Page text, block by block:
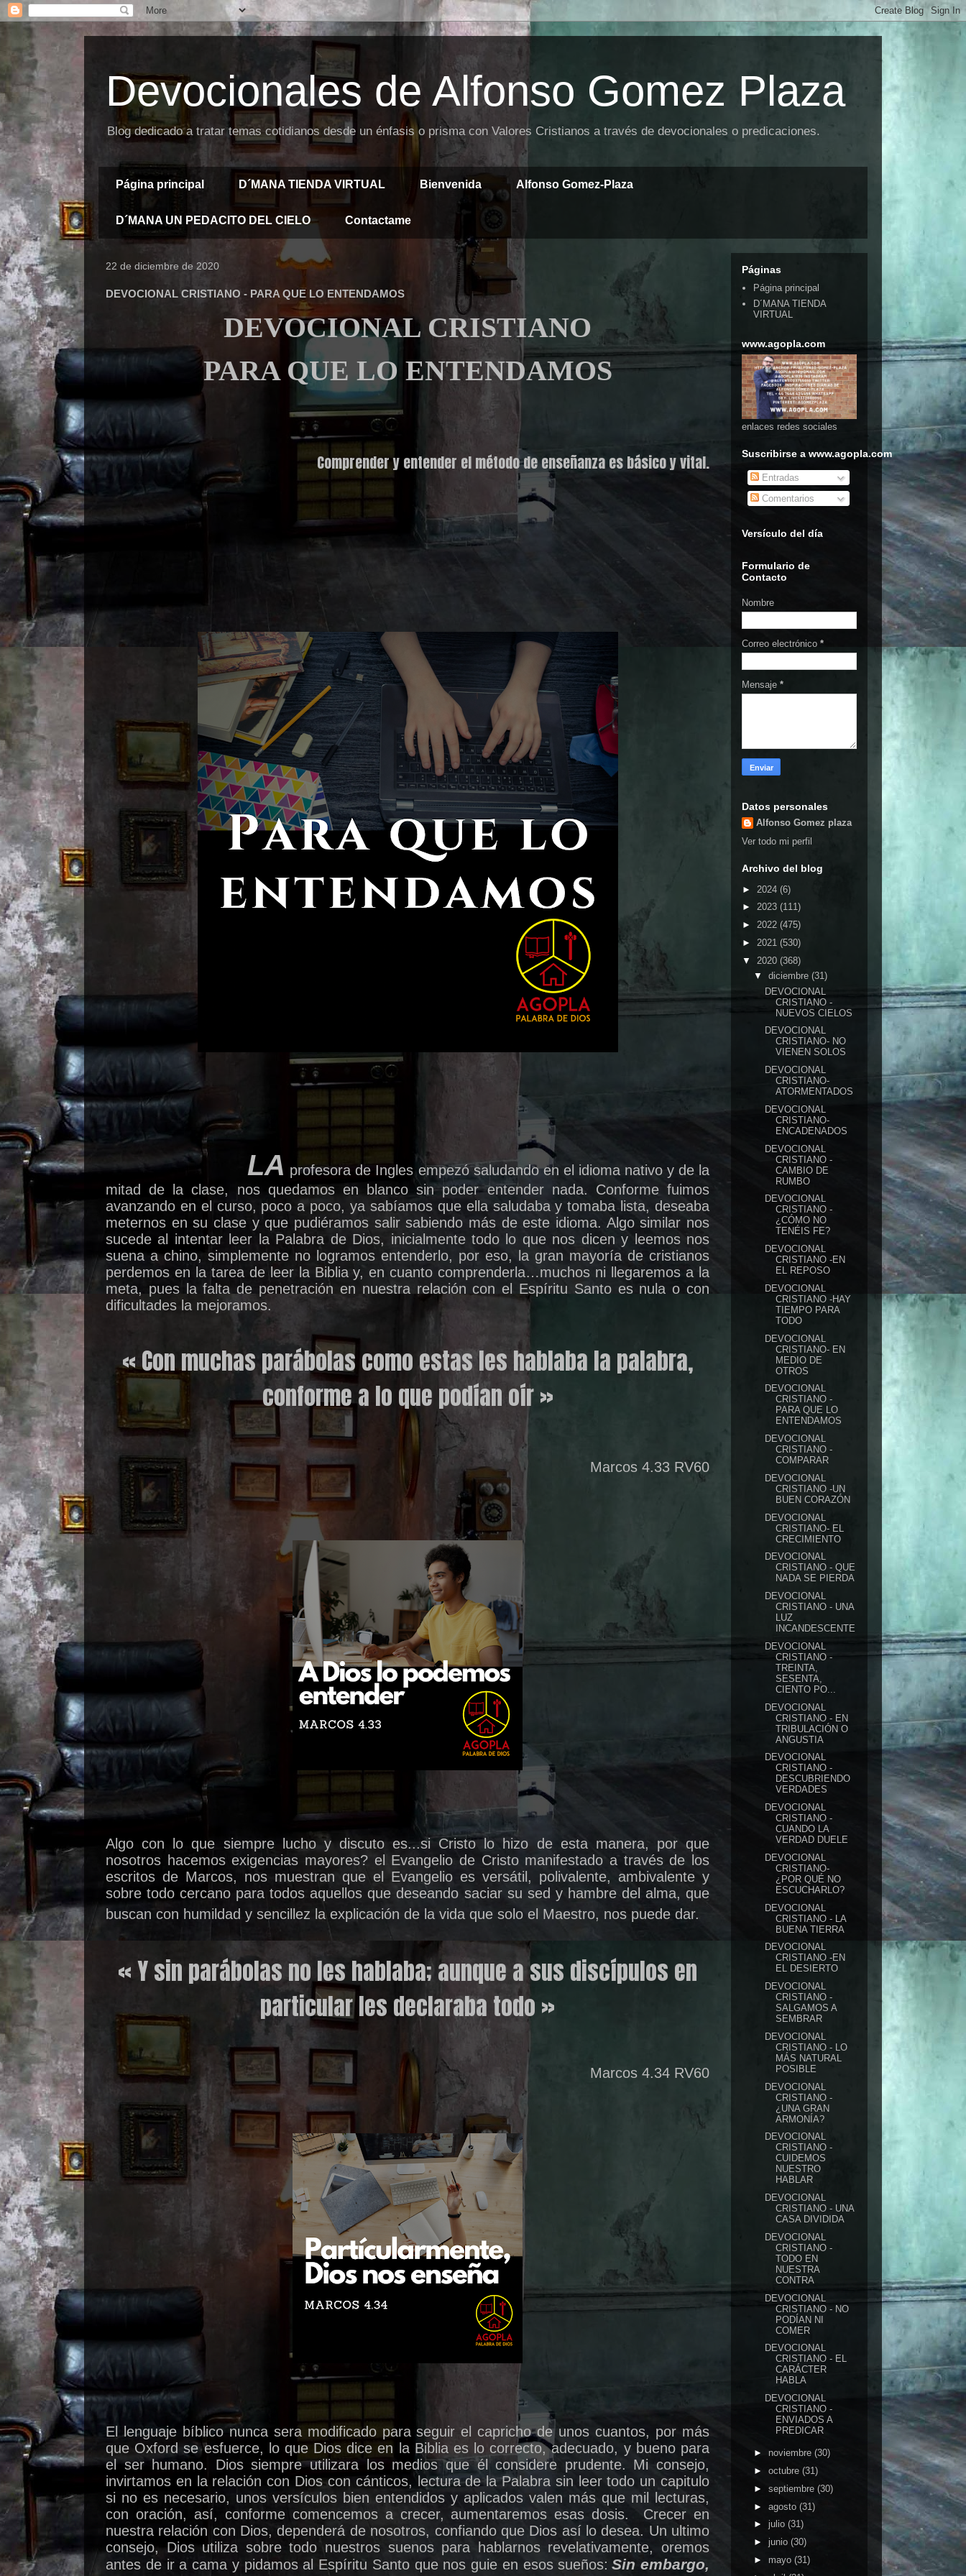
Devocionales de Alfonso Gomez Plaza
Blog dedicado a tratar temas cotidianos desde un énfasis o prisma con Valores Cristianos a través de devocionales o predicaciones.
Página principal D´MANA TIENDA VIRTUAL Bienvenida Alfonso Gomez-Plaza
D´MANA UN PEDACITO DEL CIELO Contactame
22 de diciembre de 2020
DEVOCIONAL CRISTIANO - PARA QUE LO ENTENDAMOS
DEVOCIONAL CRISTIANO
PARA QUE LO ENTENDAMOS
Comprender y entender el método de enseñanza es básico y vital.
LA profesora de Ingles empezó saludando en el idioma nativo y de la
mitad de la clase, nos quedamos en blanco sin poder entender nada. Conforme fuimos
avanzando en el curso, poco a poco, ya sabíamos que ella saludaba y tomaba lista, deseaba
meternos en su clase y que pudiéramos salir sabiendo más de este idioma. Algo similar nos
sucede al intentar leer la Palabra de Dios, inicialmente todo lo que nos dicen y leemos nos
suena a chino, simplemente no logramos entenderlo, por eso, la gran mayoría de cristianos
perdemos en la tarea de leer la Biblia y, en cuanto comprenderla…muchos ni llegaremos a la
meta, pues la falta de penetración en nuestra relación con el Espíritu Santo es nula o con
dificultades la mejoramos.
« Con muchas parábolas como estas les hablaba la palabra,
conforme a lo que podían oír »
Marcos 4.33 RV60
Algo con lo que siempre lucho y discuto es...si Cristo lo hizo de esta manera, por que
nosotros hacemos exigencias mayores? el Evangelio de Cristo manifestado a través de los
escritos de Marcos, nos muestran que el Evangelio es versátil, polivalente, ambivalente y
sobre todo cercano para todos aquellos que deseando saciar su sed y hambre del alma, que
buscan con humildad y sencillez la explicación de la vida que solo el Maestro, nos puede dar.
« Y sin parábolas no les hablaba; aunque a sus discípulos en
particular les declaraba todo »
Marcos 4.34 RV60
El lenguaje bíblico nunca sera modificado para seguir el capricho de unos cuantos, por más
que Oxford se esfuerce, lo que Dios dice en la Biblia es lo correcto, adecuado, y bueno para
el ser humano. Dios siempre utilizara los medios que él considere prudente. Mi consejo,
invirtamos en la relación con Dios con cánticos, lectura de la Palabra sin leer todo un capitulo
si no es necesario, unos versículos bien entendidos y aplicados valen más que mil lecturas,
con oración, así, conforme comencemos a crecer, aumentaremos esas dosis.
Crecer en
nuestra relación con Dios, dependerá de nosotros, confiando que Dios así lo desea. Un ultimo
consejo, Dios utiliza sobre todo nuestros suenos para hablarnos revelativamente, oremos
antes de ir a cama y pidamos al Espíritu Santo que nos guie en esos sueños: Sin embargo,
Páginas
Página principal
D´MANA TIENDA
VIRTUAL
www.agopla.com
enlaces redes sociales
Suscribirse a www.agopla.com
Entradas
Comentarios
Versículo del día
Formulario de
Contacto
Nombre
Correo electrónico *
Mensaje *
Datos personales
Alfonso Gomez plaza
Ver todo mi perfil
Archivo del blog
► 2024 (6)
► 2023 (111)
► 2022 (475)
► 2021 (530)
▼ 2020 (368)
▼ diciembre (31)
DEVOCIONAL
CRISTIANO -
NUEVOS CIELOS
DEVOCIONAL
CRISTIANO- NO
VIENEN SOLOS
DEVOCIONAL
CRISTIANO-
ATORMENTADOS
DEVOCIONAL
CRISTIANO-
ENCADENADOS
DEVOCIONAL
CRISTIANO -
CAMBIO DE
RUMBO
DEVOCIONAL
CRISTIANO -
¿CÓMO NO
TENÉIS FE?
DEVOCIONAL
CRISTIANO -EN
EL REPOSO
DEVOCIONAL
CRISTIANO -HAY
TIEMPO PARA
TODO
DEVOCIONAL
CRISTIANO- EN
MEDIO DE
OTROS
DEVOCIONAL
CRISTIANO -
PARA QUE LO
ENTENDAMOS
DEVOCIONAL
CRISTIANO -
COMPARAR
DEVOCIONAL
CRISTIANO -UN
BUEN CORAZÓN
DEVOCIONAL
CRISTIANO- EL
CRECIMIENTO
DEVOCIONAL
CRISTIANO - QUE
NADA SE PIERDA
DEVOCIONAL
CRISTIANO - UNA
LUZ
INCANDESCENTE
DEVOCIONAL
CRISTIANO -
TREINTA,
SESENTA,
CIENTO PO...
DEVOCIONAL
CRISTIANO - EN
TRIBULACIÓN O
ANGUSTIA
DEVOCIONAL
CRISTIANO -
DESCUBRIENDO
VERDADES
DEVOCIONAL
CRISTIANO -
CUANDO LA
VERDAD DUELE
DEVOCIONAL
CRISTIANO-
¿POR QUÉ NO
ESCUCHARLO?
DEVOCIONAL
CRISTIANO - LA
BUENA TIERRA
DEVOCIONAL
CRISTIANO -EN
EL DESIERTO
DEVOCIONAL
CRISTIANO -
SALGAMOS A
SEMBRAR
DEVOCIONAL
CRISTIANO - LO
MÁS NATURAL
POSIBLE
DEVOCIONAL
CRISTIANO -
¿UNA GRAN
ARMONÍA?
DEVOCIONAL
CRISTIANO -
CUIDEMOS
NUESTRO
HABLAR
DEVOCIONAL
CRISTIANO - UNA
CASA DIVIDIDA
DEVOCIONAL
CRISTIANO -
TODO EN
NUESTRA
CONTRA
DEVOCIONAL
CRISTIANO - NO
PODÍAN NI
COMER
DEVOCIONAL
CRISTIANO - EL
CARÁCTER
HABLA
DEVOCIONAL
CRISTIANO -
ENVIADOS A
PREDICAR
► noviembre (30)
► octubre (31)
► septiembre (30)
► agosto (31)
► julio (31)
► junio (30)
► mayo (31)